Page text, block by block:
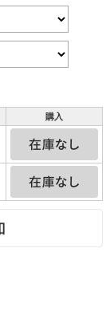
購入